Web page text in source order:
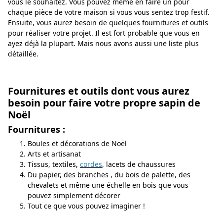
chaque pièce de votre maison si vous vous sentez trop festif.
Ensuite, vous aurez besoin de quelques fournitures et outils
pour réaliser votre projet. Il est fort probable que vous en
ayez déjà la plupart. Mais nous avons aussi une liste plus
détaillée.
Fournitures et outils dont vous aurez
besoin pour faire votre propre sapin de
Noël
Fournitures :
Boules et décorations de Noël
Arts et artisanat
Tissus, textiles, cordes, lacets de chaussures
Du papier, des branches , du bois de palette, des
chevalets et même une échelle en bois que vous
pouvez simplement décorer
Tout ce que vous pouvez imaginer !